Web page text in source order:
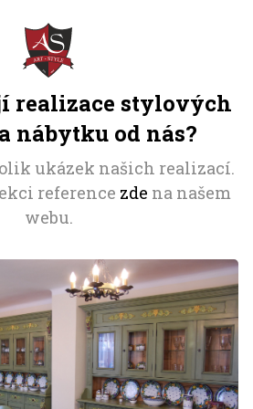
realizace stylových
nábytku od nás?
ukázek našich realizací.
reference zde na našem
webu.